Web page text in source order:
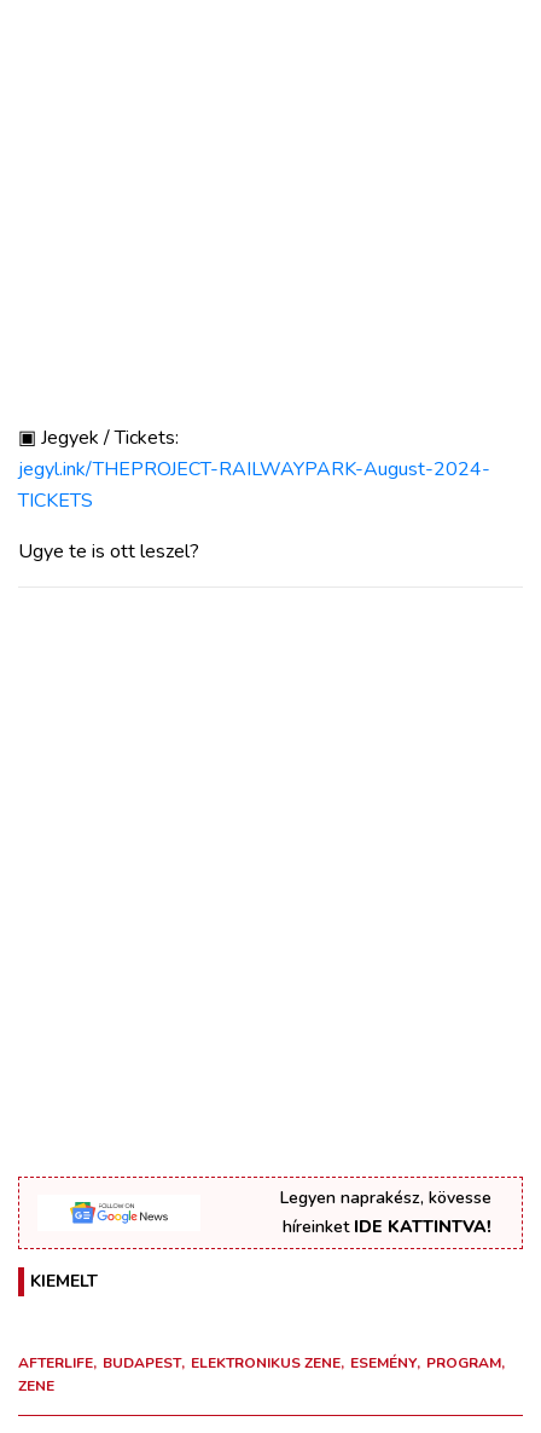
▣ Jegyek / Tickets:
jegyl.ink/THEPROJECT-RAILWAYPARK-August-2024-
TICKETS
Ugye te is ott leszel?
Legyen naprakész, kövesse
híreinket IDE KATTINTVA!
KIEMELT
AFTERLIFE BUDAPEST ELEKTRONIKUS ZENE ESEMÉNY PROGRAM
ZENE